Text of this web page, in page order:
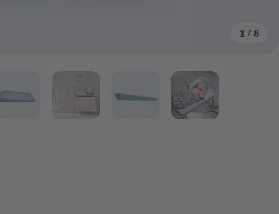
1 / 8